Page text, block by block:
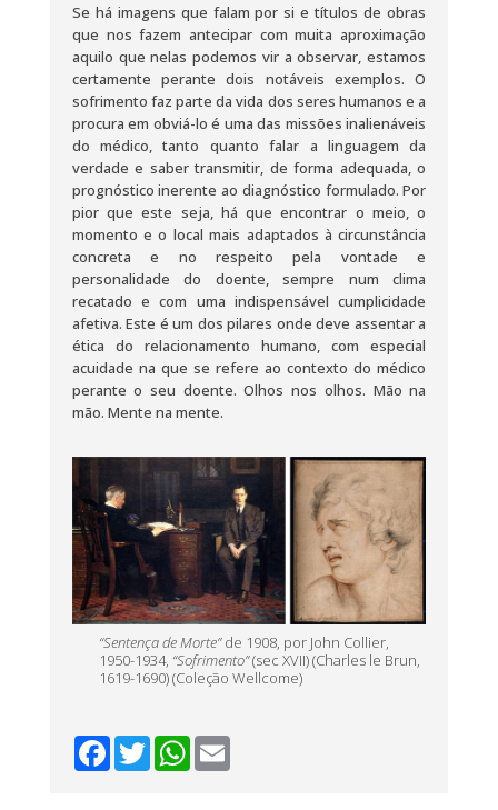
Se há imagens que falam por si e títulos de obras
que nos fazem antecipar com muita aproximação
aquilo que nelas podemos vir a observar, estamos
certamente perante dois notáveis exemplos. O
sofrimento faz parte da vida dos seres humanos e a
procura em obviá-lo é uma das missões inalienáveis
do médico, tanto quanto falar a linguagem da
verdade e saber transmitir, de forma adequada, o
prognóstico inerente ao diagnóstico formulado. Por
pior que este seja, há que encontrar o meio, o
momento e o local mais adaptados à circunstância
concreta e no respeito pela vontade e
personalidade do doente, sempre num clima
recatado e com uma indispensável cumplicidade
afetiva. Este é um dos pilares onde deve assentar a
ética do relacionamento humano, com especial
acuidade na que se refere ao contexto do médico
perante o seu doente. Olhos nos olhos. Mão na
mão. Mente na mente.
“Sentença de Morte”de 1908, por John Collier,
1950-1934, “Sofrimento”(sec XVII) (Charles le Brun,
1619-1690) (Coleção Wellcome)
F
T
w
W
E